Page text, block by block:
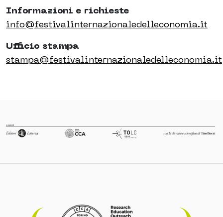
Informazioni e richieste
info@festivalinternazionaledelleconomia.it
Ufficio stampa
stampa@festivalinternazionaledelleconomia.it